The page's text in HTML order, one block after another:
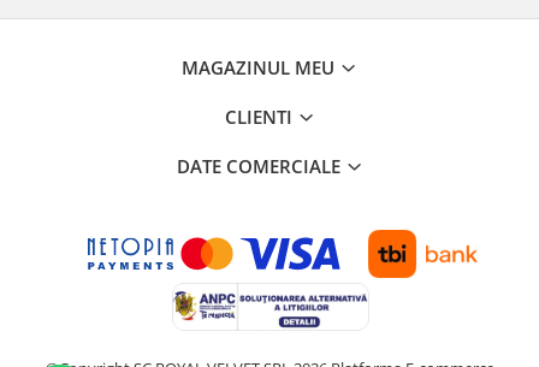
MAGAZINUL MEU
CLIENTI
DATE COMERCIALE